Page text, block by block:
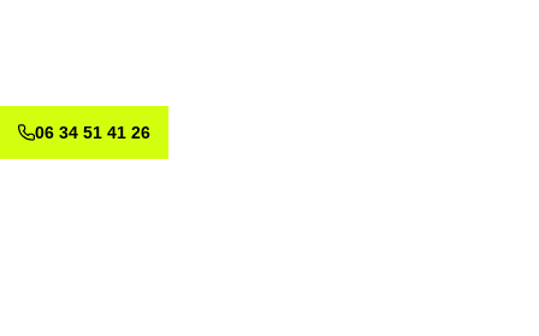
06 34 51 41 26